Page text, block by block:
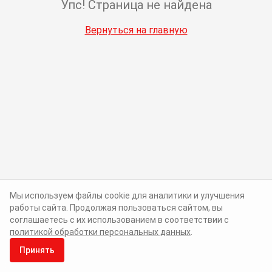
Упс! Страница не найдена
Вернуться на главную
Мы используем файлы cookie для аналитики и улучшения
работы сайта. Продолжая пользоваться сайтом, вы
соглашаетесь с их использованием в соответствии с
политикой обработки персональных данных
Принять